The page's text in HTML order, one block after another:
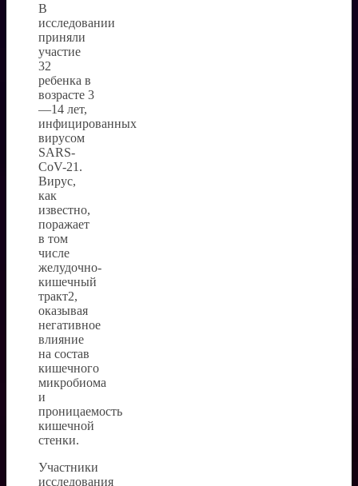
В
исследовании
приняли
участие
32
ребенка в
возрасте 3
—14 лет,
инфицированных
вирусом
SARS-
CoV-21.
Вирус,
как
известно,
поражает
в том
числе
желудочно-
кишечный
тракт2,
оказывая
негативное
влияние
на состав
кишечного
микробиома
и
проницаемость
кишечной
стенки.
Участники
исследования